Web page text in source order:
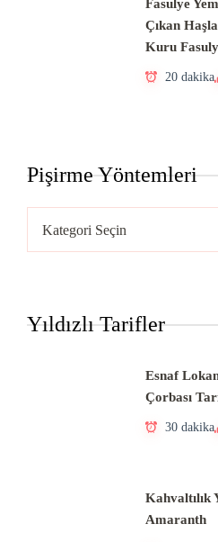
Fasulye
Çıkan
Kuru
20 dakika
Pişirme Yöntemleri
Yöntemleri
Yıldızlı Tarifler
Esnaf
Çorbası
30 dakika
Kahvaltılık
Amaranth